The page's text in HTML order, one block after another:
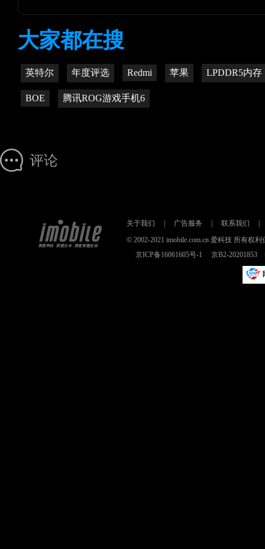
大家都在搜
英特尔 年度评选 Redmi 苹果 LPDDR5内存
BOE 腾讯ROG游戏手机6
评论
关于我们 广告服务 联系我们
© 2002-2021 imobile.com.cn 爱科技 所有权
京ICP备16061605号-1
京B2-20201853